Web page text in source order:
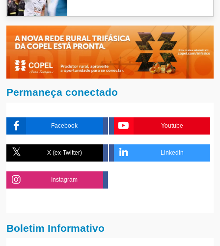
Permaneça conectado
Facebook Youtube
X (ex-Twitter) Linkedin
Instagram
Boletim Informativo